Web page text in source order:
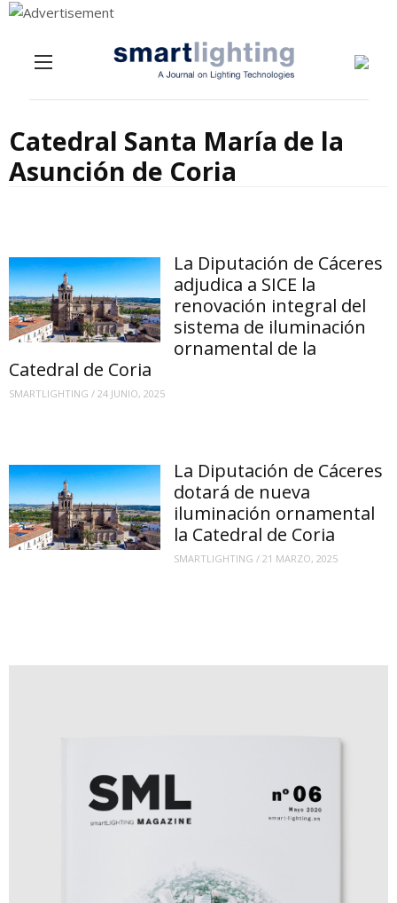
Catedral Santa María de la
Asunción de Coria
La Diputación de Cáceres
adjudica a SICE la
renovación integral del
sistema de iluminación
ornamental de la
Catedral de Coria
SMARTLIGHTING / 24 JUNIO, 2025
La Diputación de Cáceres
dotará de nueva
iluminación ornamental
la Catedral de Coria
SMARTLIGHTING /21 MARZO, 2025